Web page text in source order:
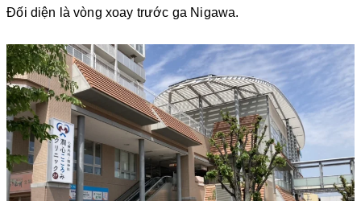
Đối diện là vòng xoay trước ga Nigawa.